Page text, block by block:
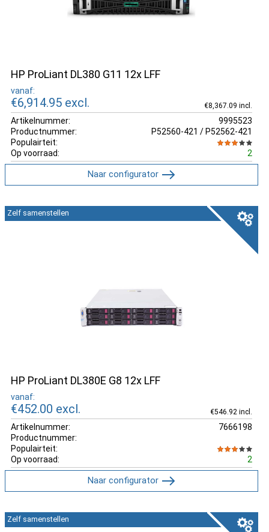
HP ProLiant DL380 G11 12x LFF
vanaf:
€6,914.95 excl. €8,367.09 incl.
Artikelnummer:
9995523
Productnummer:
P52560-421 / P52562-421
Populairteit:
Op voorraad:
2
Naar configurator
HP ProLiant DL380E G8 12x LFF
vanaf:
€452.00 excl. €546.92 incl.
Artikelnummer:
7666198
Productnummer:
Populairteit:
Op voorraad:
2
Zelf samenstellen
Naar configurator
Zelf samenstellen